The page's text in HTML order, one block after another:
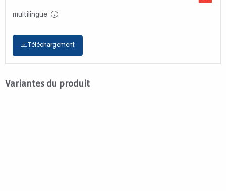
multilingue
Téléchargement
Variantes du produit